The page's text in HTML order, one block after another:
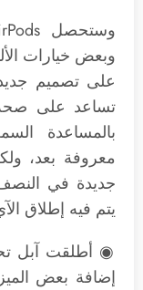
على تصميم
تساعد على
بالمساعدة
معروفة بعد،
جديدة في
يتم فيه إطلاق
إضافة بعض